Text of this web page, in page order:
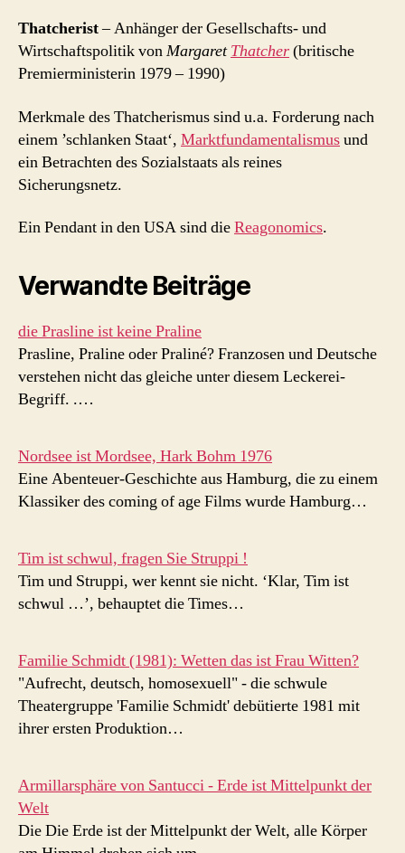
Thatcherist– Anhänger der Gesellschafts- und
Wirtschaftspolitik vonMargaretThatcher(britische
Premierministerin 1979 – 1990)
Merkmale des Thatcherismus sind u.a. Forderung nach
einem ’schlanken Staat‘, Marktfundamentalismusund
ein Betrachten des Sozialstaats als reines
Sicherungsnetz.
Ein Pendant in den USA sind dieReagonomics.
Verwandte Beiträge
die Prasline ist keine Praline
Prasline, Praline oder Praliné? Franzosen und Deutsche
verstehen nicht das gleiche unter diesem Leckerei-
Begriff. .…
Nordsee ist Mordsee, Hark Bohm 1976
Eine Abenteuer-Geschichte aus Hamburg, die zu einem
Klassiker des coming of age Films wurde Hamburg…
Tim ist schwul, fragen Sie Struppi !
Tim und Struppi, wer kennt sie nicht. ‘Klar, Tim ist
schwul …’, behauptet die Times…
Familie Schmidt (1981): Wetten das ist Frau Witten?
"Aufrecht, deutsch, homosexuell" - die schwule
Theatergruppe 'Familie Schmidt' debütierte 1981 mit
ihrer ersten Produktion…
Armillarsphäre von Santucci - Erde ist Mittelpunkt der
Welt
Die Die Erde ist der Mittelpunkt der Welt, alle Körper